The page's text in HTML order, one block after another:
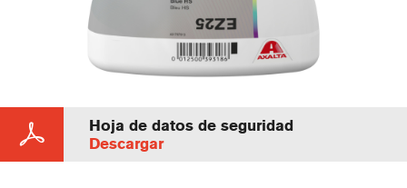
Hoja de datos de seguridad
Descargar